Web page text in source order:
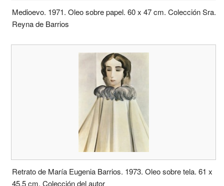
Medioevo. 1971. Oleo sobre papel. 60 x 47 cm. Colección Sra.
Reyna de Barrios
Retrato de María Eugenia Barrios. 1973. Oleo sobre tela. 61 x
45,5 cm. Colección del autor